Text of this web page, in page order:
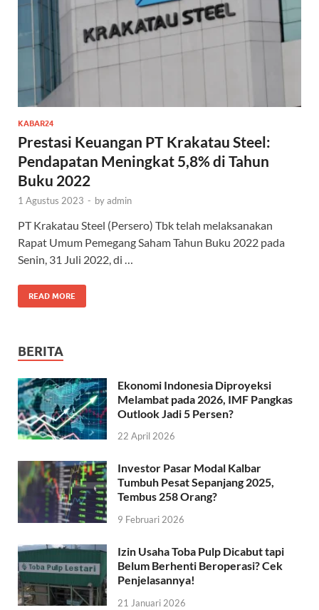
KABAR24
Prestasi Keuangan PT Krakatau Steel:
Pendapatan Meningkat 5,8% di Tahun
Buku 2022
1 Agustus 2023 - byadmin
PT Krakatau Steel (Persero) Tbk telah melaksanakan
Rapat Umum Pemegang Saham Tahun Buku 2022 pada
Senin, 31 Juli 2022, di …
READ MORE
BERITA
Ekonomi Indonesia Diproyeksi
Melambat pada 2026, IMF Pangkas
Outlook Jadi 5 Persen?
22 April 2026
Investor Pasar Modal Kalbar
Tumbuh Pesat Sepanjang 2025,
Tembus 258 Orang?
9 Februari 2026
Izin Usaha Toba Pulp Dicabut tapi
Belum Berhenti Beroperasi? Cek
Penjelasannya!
21 Januari 2026